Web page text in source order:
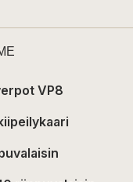
VP8